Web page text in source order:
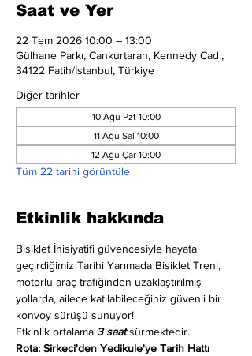
Saat ve Yer
22 Tem 2026 10:00 – 13:00
Gülhane Parkı, Cankurtaran, Kennedy Cad.,
34122 Fatih/İstanbul, Türkiye
Diğer tarihler
10 Ağu Pzt 10:00
11 Ağu Sal 10:00
12 Ağu Çar 10:00
Tüm 22 tarihi görüntüle
Etkinlik hakkında
Bisiklet İnisiyatifi güvencesiyle hayata
geçirdiğimiz Tarihi Yarımada Bisiklet Treni,
motorlu araç trafiğinden uzaklaştırılmış
yollarda, ailece katılabileceğiniz güvenli bir
konvoy sürüşü sunuyor!
Etkinlik ortalama 3 saat sürmektedir.
Rota: Sirkeci'den Yedikule'ye Tarih Hattı